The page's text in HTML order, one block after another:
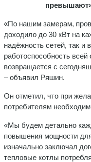
«По нашим замерам,
доходило до 30 кВт на
надёжность сетей, так и
работоспособность
возвращается с
– объявил Ряшин.
Он отметил, что при
потребителям
«Мы будем детально
повышения мощности
изначально заключал
тепловые котлы